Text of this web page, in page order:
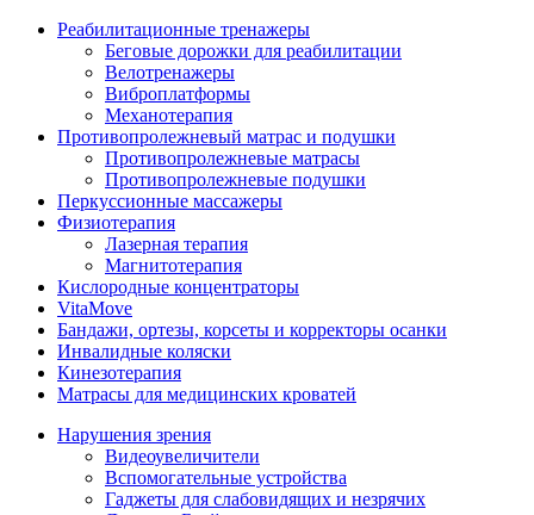
Реабилитационные тренажеры
Беговые дорожки для реабилитации
Велотренажеры
Виброплатформы
Механотерапия
Противопролежневый матрас и подушки
Противопролежневые матрасы
Противопролежневые подушки
Перкуссионные массажеры
Физиотерапия
Лазерная терапия
Магнитотерапия
Кислородные концентраторы
VitaMove
Бандажи, ортезы, корсеты и корректоры осанки
Инвалидные коляски
Кинезотерапия
Матрасы для медицинских кроватей
Нарушения зрения
Видеоувеличители
Вспомогательные устройства
Гаджеты для слабовидящих и незрячих